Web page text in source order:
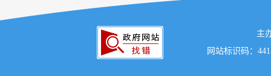
主
网站标识码：